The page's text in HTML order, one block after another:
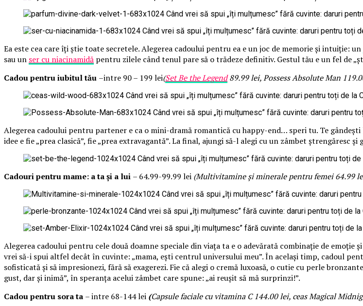
Ea este cea care îți știe toate secretele. Alegerea cadoului pentru ea e un joc de memorie și intuiție: un
sau un ser cu niacinamidă pentru zilele când tenul pare să o trădeze definitiv. Gestul tău e un fel de
Cadou pentru iubitul tău –intre 90 – 199 lei(Set Be the Legend89.99 lei, Possess Absolute Man
Alegerea cadoului pentru partener e ca o mini-dramă romantică cu happy-end… speri tu. Te
idee e fie „prea clasică”, fie „prea extravagantă”. La final, ajungi să-l alegi cu un zâmbet ștrengăresc
Cadouri pentru mame: a ta și a lui – 64.99-99.99 lei (Multivitamine și minerale pentru femei 64.99
Alegerea cadoului pentru cele două doamne speciale din viața ta e o adevărată combinație de
vrei să-i spui altfel decât în cuvinte: „mama, ești centrul universului meu”. În același timp, cadoul
sofisticată și să impresionezi, fără să exagerezi. Fie că alegi o cremă luxoasă, o cutie cu perle
gust, dar și inimă”, în speranța acelui zâmbet care spune: „ai reușit să mă surprinzi!”.
Cadou pentru sora ta – intre 68-144 lei (Capsule faciale cu vitamina C 144.00 lei, ceas Magical